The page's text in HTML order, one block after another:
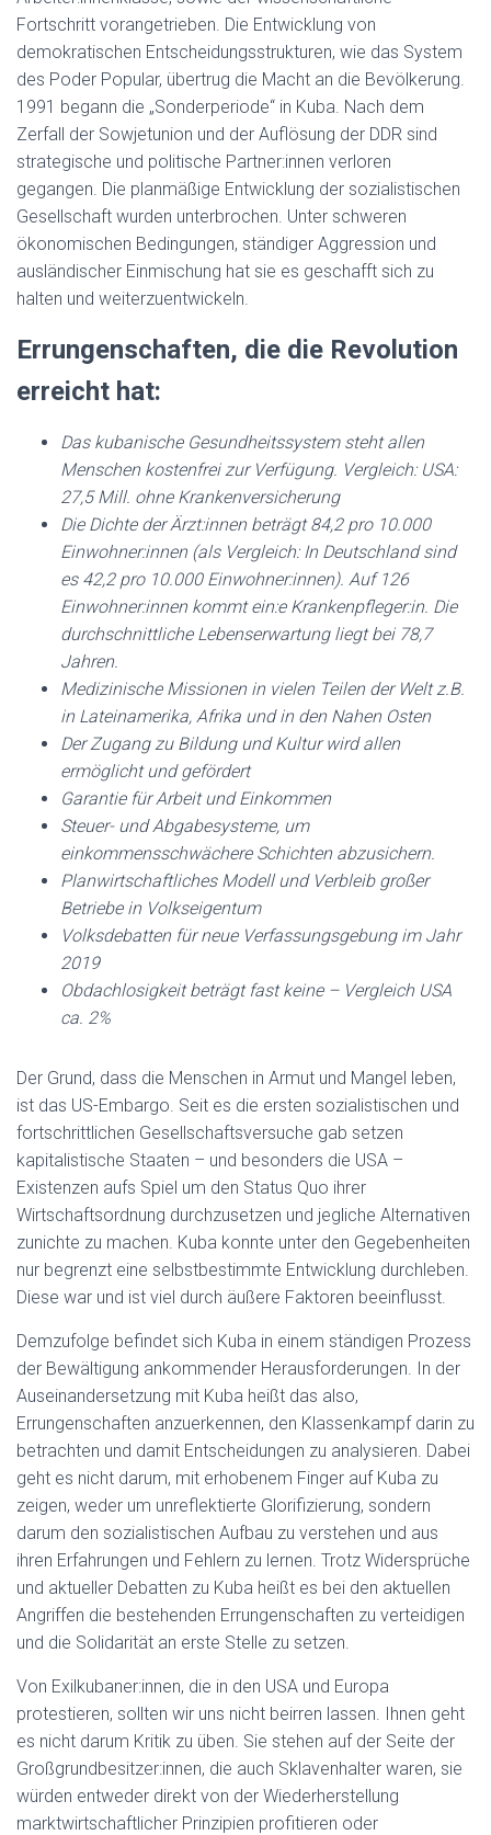
Fortschritt vorangetrieben. Die Entwicklung von
demokratischen Entscheidungsstrukturen, wie das System
des Poder Popular, übertrug die Macht an die Bevölkerung.
1991 begann die „Sonderperiode“ in Kuba. Nach dem
Zerfall der Sowjetunion und der Auflösung der DDR sind
strategische und politische Partner:innen verloren
gegangen. Die planmäßige Entwicklung der sozialistischen
Gesellschaft wurden unterbrochen. Unter schweren
ökonomischen Bedingungen, ständiger Aggression und
ausländischer Einmischung hat sie es geschafft sich zu
halten und weiterzuentwickeln.
Errungenschaften, die die Revolution
erreicht hat:
Das kubanische Gesundheitssystem steht allen
Menschen kostenfrei zur Verfügung. Vergleich: USA:
27,5 Mill. ohne Krankenversicherung
Die Dichte der Ärzt:innen beträgt 84,2 pro 10.000
Einwohner:innen (als Vergleich: In Deutschland sind
es 42,2 pro 10.000 Einwohner:innen). Auf 126
Einwohner:innen kommt ein:e Krankenpfleger:in. Die
durchschnittliche Lebenserwartung liegt bei 78,7
Jahren.
Medizinische Missionen in vielen Teilen der Welt z.B.
in Lateinamerika, Afrika und in den Nahen Osten
Der Zugang zu Bildung und Kultur wird allen
ermöglicht und gefördert
Garantie für Arbeit und Einkommen
Steuer- und Abgabesysteme, um
einkommensschwächere Schichten abzusichern.
Planwirtschaftliches Modell und Verbleib großer
Betriebe in Volkseigentum
Volksdebatten für neue Verfassungsgebung im Jahr
2019
Obdachlosigkeit beträgt fast keine – Vergleich USA
ca. 2%
Der Grund, dass die Menschen in Armut und Mangel leben,
ist das US-Embargo. Seit es die ersten sozialistischen und
fortschrittlichen Gesellschaftsversuche gab setzen
kapitalistische Staaten – und besonders die USA –
Existenzen aufs Spiel um den Status Quo ihrer
Wirtschaftsordnung durchzusetzen und jegliche Alternativen
zunichte zu machen. Kuba konnte unter den Gegebenheiten
nur begrenzt eine selbstbestimmte Entwicklung durchleben.
Diese war und ist viel durch äußere Faktoren beeinflusst.
Demzufolge befindet sich Kuba in einem ständigen Prozess
der Bewältigung ankommender Herausforderungen. In der
Auseinandersetzung mit Kuba heißt das also,
Errungenschaften anzuerkennen, den Klassenkampf darin zu
betrachten und damit Entscheidungen zu analysieren. Dabei
geht es nicht darum, mit erhobenem Finger auf Kuba zu
zeigen, weder um unreflektierte Glorifizierung, sondern
darum den sozialistischen Aufbau zu verstehen und aus
ihren Erfahrungen und Fehlern zu lernen. Trotz Widersprüche
und aktueller Debatten zu Kuba heißt es bei den aktuellen
Angriffen die bestehenden Errungenschaften zu verteidigen
und die Solidarität an erste Stelle zu setzen.
Von Exilkubaner:innen, die in den USA und Europa
protestieren, sollten wir uns nicht beirren lassen. Ihnen geht
es nicht darum Kritik zu üben. Sie stehen auf der Seite der
Großgrundbesitzer:innen, die auch Sklavenhalter waren, sie
würden entweder direkt von der Wiederherstellung
marktwirtschaftlicher Prinzipien profitieren oder